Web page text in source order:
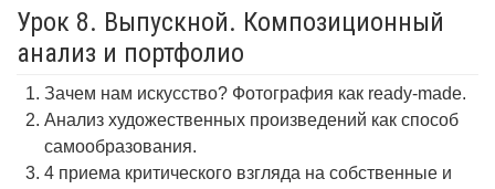
Урок 8. Выпускной. Композиционный
анализ и портфолио
Зачем нам искусство? Фотография как ready-made.
Анализ художественных произведений как способ
самообразования.
4 приема критического взгляда на собственные и